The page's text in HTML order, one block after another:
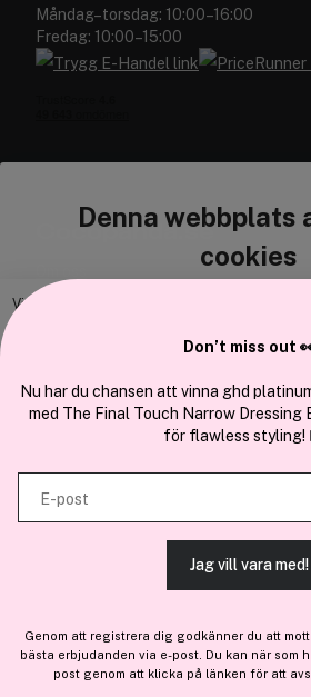
Denna webbplats
cookies
Vi använder enhetsidentifierare för att
och annan information från din enhet till de
och analysföretag som vi samarbetar med.
kombinera informationen med annan
tillhandahållit eller som de har samlat in när
tjänster.
TILLÅT ALLA
VISA
Måndag–torsdag: 10:00–16:00
Fredag: 10:00–15:00
Cocopanda.se
En del avBrandsdal Group AS
Don’t miss out
Nu har du chansen att vinna ghd
med The Final Touch Narrow Dressing
för flawless styling!
E-post
Jag vill vara med!
Genom att registrera dig godkänner du att
bästa erbjudanden via e-post. Du kan när som
post genom att klicka på länken för att